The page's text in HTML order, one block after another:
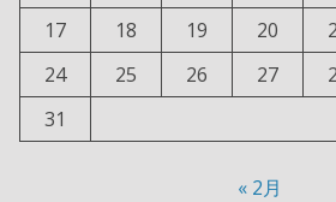
17
18 19 20
24
25 26 27
31
« 2月